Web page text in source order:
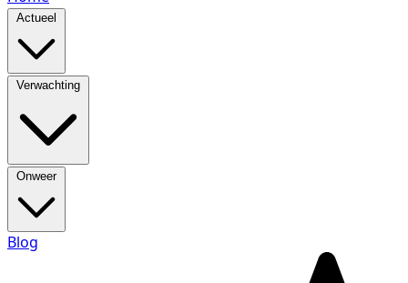
Actueel
Verwachting
Onweer
Blog